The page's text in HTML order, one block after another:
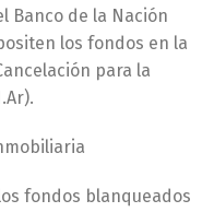
Banco de la Nación
los fondos en la
para la
fondos blanqueados